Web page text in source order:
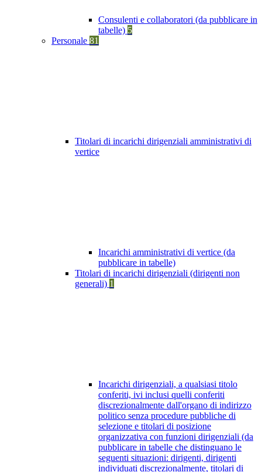
Consulenti e collaboratori (da pubblicare in
tabelle) 5
Personale 81
Titolari di incarichi dirigenziali amministrativi di
vertice
Incarichi amministrativi di vertice (da
pubblicare in tabelle)
Titolari di incarichi dirigenziali (dirigenti non
generali) 1
Incarichi dirigenziali, a qualsiasi titolo
conferiti, ivi inclusi quelli conferiti
discrezionalmente dall'organo di indirizzo
politico senza procedure pubbliche di
selezione e titolari di posizione
organizzativa con funzioni dirigenziali (da
pubblicare in tabelle che distinguano le
seguenti situazioni: dirigenti, dirigenti
individuati discrezionalmente, titolari di